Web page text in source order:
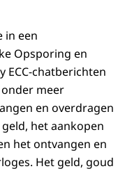
in een
Opsporing en
ECC-chatberichten
meer
en overdragen
het aankopen
het ontvangen en
Het geld, goud